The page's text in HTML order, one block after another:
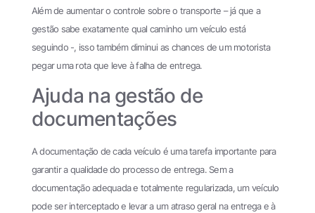
Além de aumentar o controle sobre o transporte – já que a
gestão sabe exatamente qual caminho um veículo está
seguindo -, isso também diminui as chances de um motorista
pegar uma rota que leve à falha de entrega.
Ajuda na gestão de
documentações
A documentação de cada veículo é uma tarefa importante para
garantir a qualidade do processo de entrega. Sem a
documentação adequada e totalmente regularizada, um veículo
pode ser interceptado e levar a um atraso geral na entrega e à